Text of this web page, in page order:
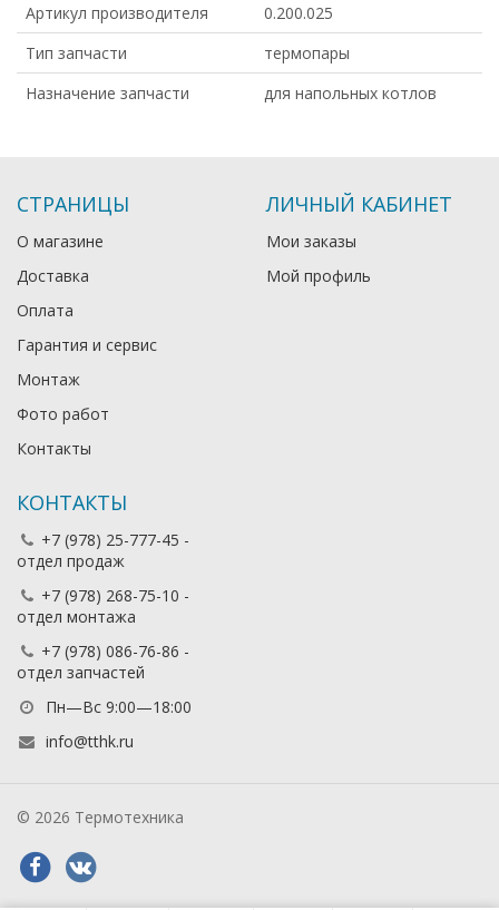
Артикул производителя
0.200.025
Тип запчасти
термопары
Назначение запчасти
для напольных котлов
СТРАНИЦЫ
О магазине
Доставка
Оплата
Гарантия и сервис
Монтаж
Фото работ
Контакты
ЛИЧНЫЙ КАБИНЕТ
Мои заказы
Мой профиль
КОНТАКТЫ
+7 (978) 25-777-45 -
отдел продаж
+7 (978) 268-75-10 -
отдел монтажа
+7 (978) 086-76-86 -
отдел запчастей
Пн—Вс 9:00—18:00
info@tthk.ru
© 2026 Термотехника